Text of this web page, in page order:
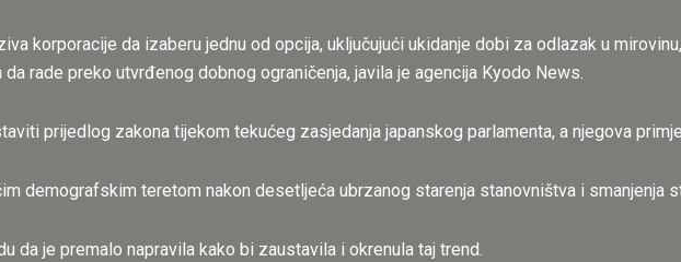
korporacije da izaberu jednu od opcija, uključujući ukidanje dobi za odlazak u
rade preko utvrđenog dobnog ograničenja, javila je agencija Kyodo News.
prijedlog zakona tijekom tekućeg zasjedanja japanskog parlamenta, a njegova
demografskim teretom nakon desetljeća ubrzanog starenja stanovništva i smanjenja
da je premalo napravila kako bi zaustavila i okrenula taj trend.